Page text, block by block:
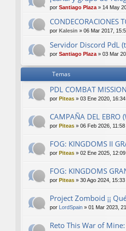
por Santiago Plaza» 14 May
CONDECORACIONES
por Kalesin » 06 Mar 2017,
Servidor Discord PdL
por Santiago Plaza» 03 Mar
Temas
PDL COMBAT
por Piteas » 03 Ene 2020, 16:34
CAMPAÑA DEL EBRO
por Piteas » 06 Feb 2026, 11:58
FOG: KINGDOMS II
por Piteas » 02 Ene 2025, 12:09
FOG: KINGDOMS
por Piteas » 30 Ago 2024, 15:33
Project Zomboid ¡¡
por LordSpain » 01 Mar 2023,
Reto This War of